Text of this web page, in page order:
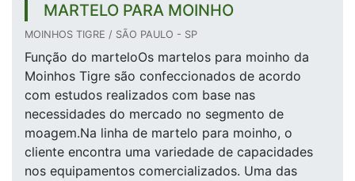
MARTELO PARA MOINHO
MOINHOS TIGRE / SÃO PAULO - SP
Função do marteloOs martelos para moinho da
Moinhos Tigre são confeccionados de acordo
com estudos realizados com base nas
necessidades do mercado no segmento de
moagem.Na linha de martelo para moinho, o
cliente encontra uma variedade de capacidades
nos equipamentos comercializados. Uma das